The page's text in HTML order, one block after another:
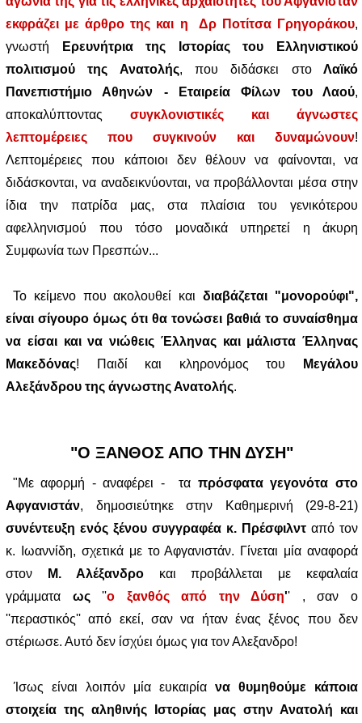
εκφράζει με άρθρο της και η Δρ Ποτίτσα Γρηγοράκου,
γνωστή Ερευνήτρια της Ιστορίας του Eλληνιστικού
πολιτισμού της Ανατολής, που διδάσκει στοΛαϊκό
Πανεπιστήμιο Αθηνών - Εταιρεία Φίλων του Λαού,
αποκαλύπτοντας συγκλονιστικές και άγνωστες
λεπτομέρειες που συγκινούν και δυναμώνουν!
Λεπτομέρειες που κάποιοι δεν θέλουν να φαίνονται, να
διδάσκονται, να αναδεικνύονται, να προβάλλονται μέσα στην
ίδια την πατρίδα μας, στα πλαίσια του γενικότερου
αφελληνισμού που τόσο μοναδικά υπηρετεί η άκυρη
Συμφωνία των Πρεσπών...
Το κείμενο που ακολουθεί καιδιαβάζεται "μονορούφι",
είναι σίγουρο όμως ότι θα τονώσει βαθιά το συναίσθημα
να είσαι και να νιώθεις Έλληνας και μάλιστα Έλληνας
Μακεδόνας! Παιδί και κληρονόμος του
Μεγάλου
Αλεξάνδρου της άγνωστης Ανατολής.
"Ο ΞΑΝΘΟΣ ΑΠΟ ΤΗΝ ΔΥΣΗ"
"Με αφορμή - αναφέρει - τα πρόσφατα γεγονότα στο
Αφγανιστάν, δημοσιεύτηκε στην Καθημερινή (29-8-21)
συνέντευξη ενός ξένου συγγραφέα κ. Πρέσφιλντ από τον
κ. Ιωαννίδη, σχετικά με το Αφγανιστάν. Γίνεται μία αναφορά
στον
Μ. Αλέξανδροκαι προβάλλεται με κεφαλαία
γράμματα ως''ο ξανθός από την Δύση'' , σαν ο
''περαστικός'' από εκεί, σαν να ήταν ένας ξένος που δεν
στέριωσε. Αυτό δεν ίσχύει όμως για τον Αλεξανδρο!
Ίσως είναι λοιπόν μία ευκαιρία να θυμηθούμε κάποια
στοιχεία της αληθινής Ιστορίας μας στην Ανατολή και